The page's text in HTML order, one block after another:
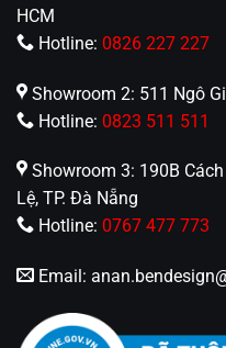
Để giữ cho chiếc
lánh theo thời gian,
Sử dụng khăn mềm
Tránh dùng các
vì có thể làm xỉn
Kiểm tra định kỳ
đảm bảo an toàn
HCM
Hotline: 0826 227 227
Showroom 2: 511 Ngô
Hotline: 0823 511 511
Showroom 3: 190B
Lệ, TP. Đà Nẵng
Hotline: 0767 477 773
Email: